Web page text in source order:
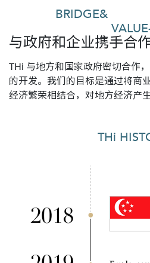
与政府和企业携手合
THi 与地方和国家政府密切合作
的开发。我们的目标是通过将商
经济繁荣相结合，对地方经济产
THi